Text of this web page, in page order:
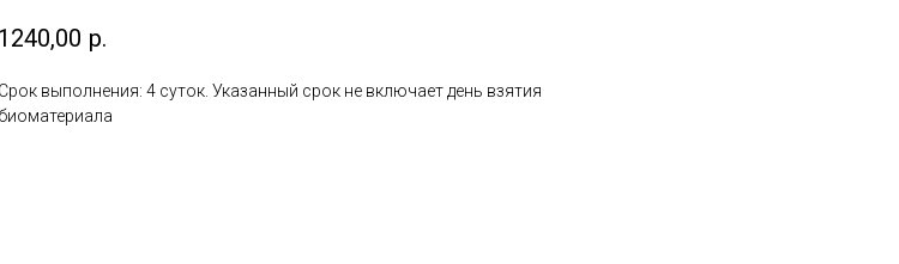
1240,00 р.
Срок выполнения: 4 суток. Указанный срок не включает день взятия
биоматериала